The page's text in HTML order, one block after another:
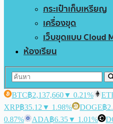
กระเป๋าเก็บเหรียญ
เครื่องขุด
เว็บขุดแบบ Cloud
ห้องเรียน
BTC฿2,137,660▼ 0.21%
XRP฿35.12 ▼ 1.98% DOGE฿
0.87%
ADA฿6.35▼ 1.01%